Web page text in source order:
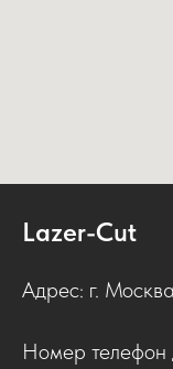
Lazer-Cut
Адрес: г.
Номер телефон